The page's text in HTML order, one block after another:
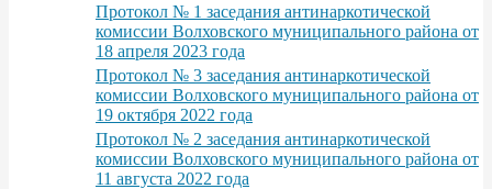
Протокол № 1 заседания антинаркотической
комиссии Волховского муниципального района от
18 апреля 2023 года
Протокол № 3 заседания антинаркотической
комиссии Волховского муниципального района от
19 октября 2022 года
Протокол № 2 заседания антинаркотической
комиссии Волховского муниципального района от
11 августа 2022 года